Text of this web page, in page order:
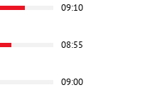
09:10
08:55
09:00